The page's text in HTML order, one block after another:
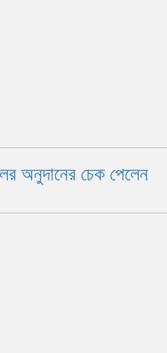
অনুদানের চেক পেলেন